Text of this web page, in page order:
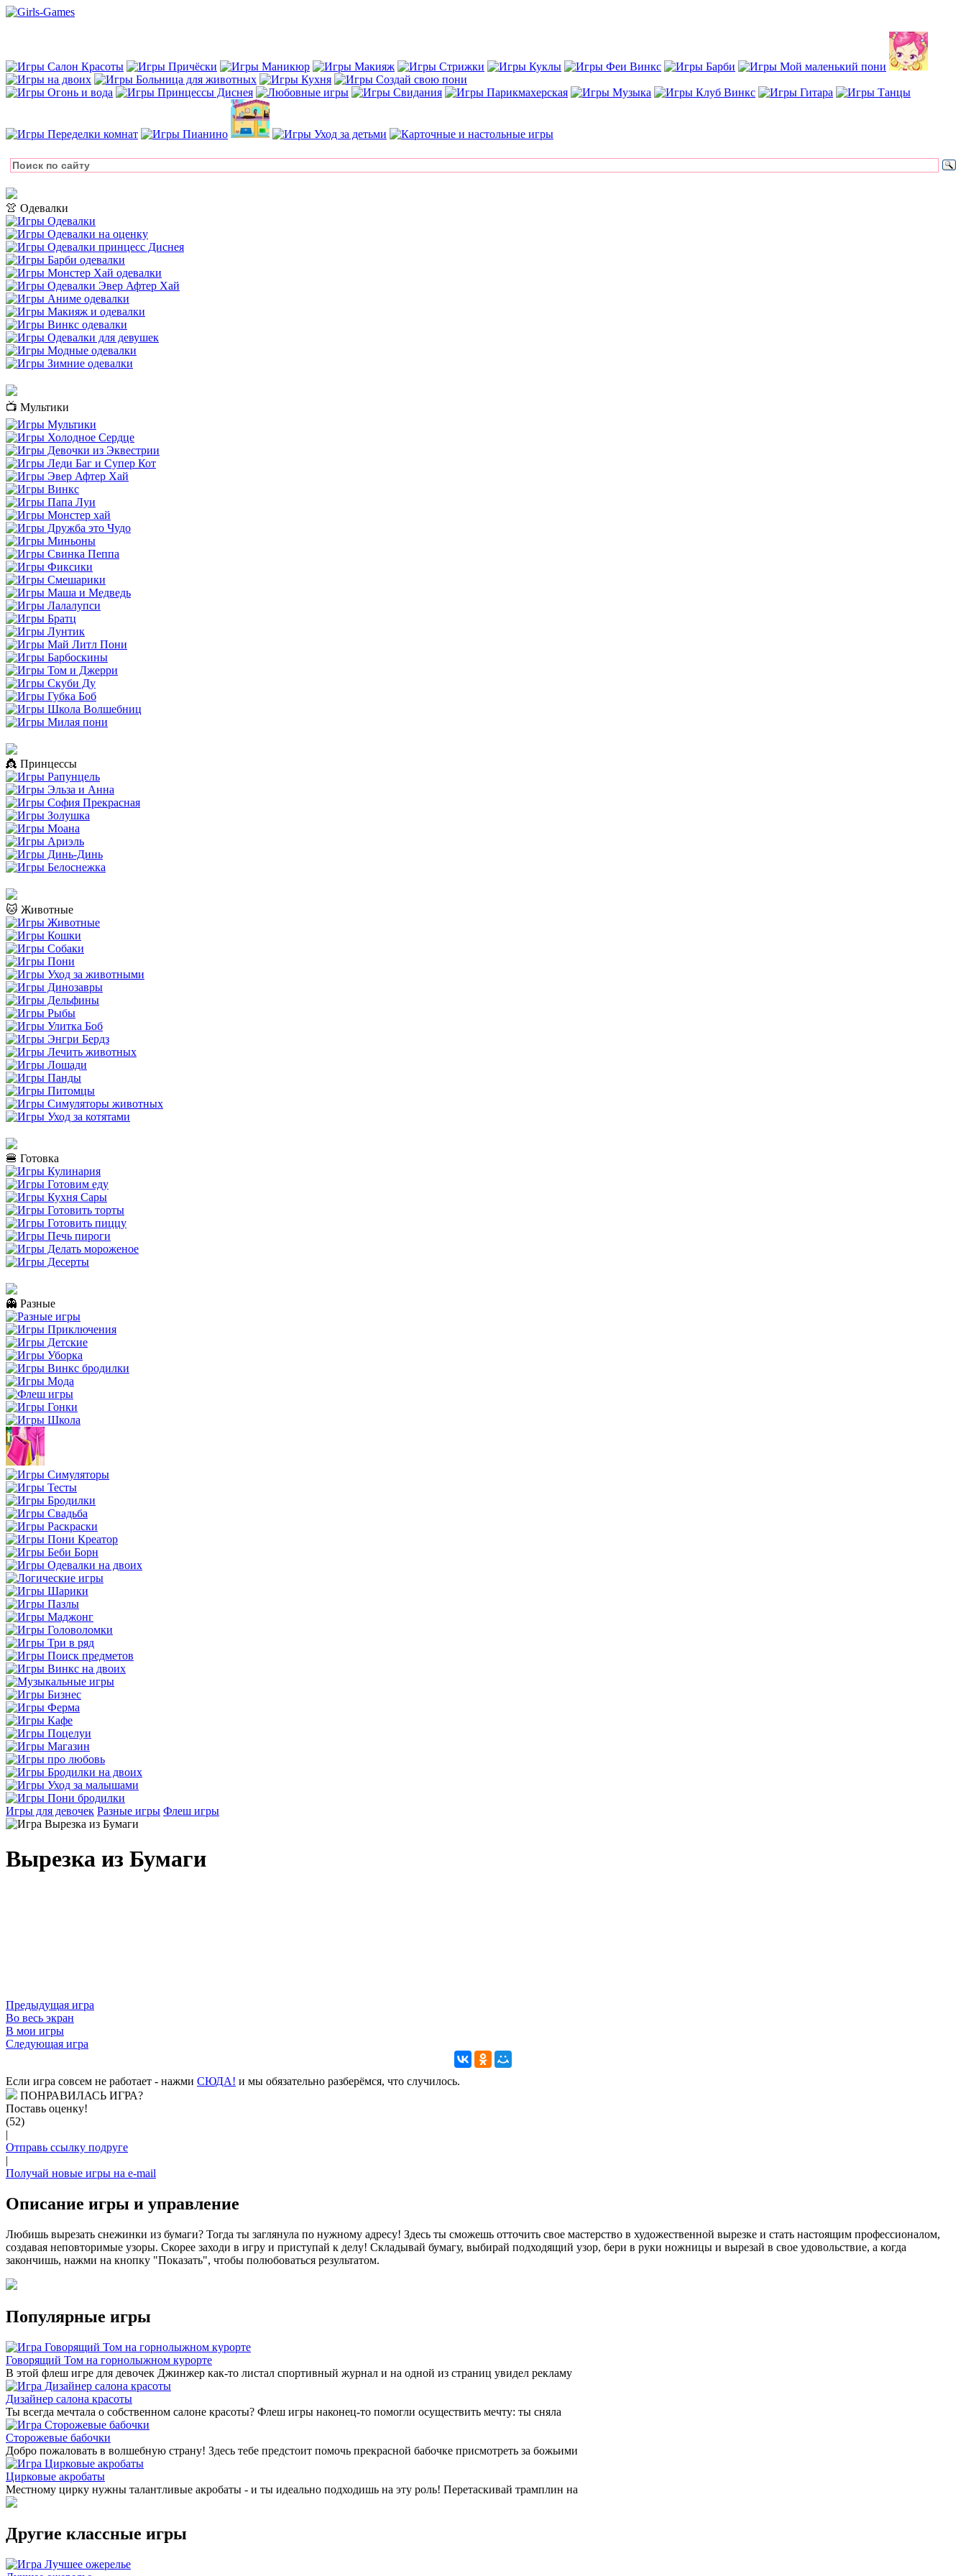
👚 Одевалки
📺 Мультики
👸 Принцессы
🐱 Животные
🍔 Готовка
👻 Разные
Игры для девочек Разные игры Флеш игры
Вырезка из Бумаги
Предыдущая игра
Во весь экран
В мои игры
Следующая игра
Если игра совсем не работает - нажми CЮДА! и мы обязательно разберёмся, что случилось.
ПОНРАВИЛАСЬ ИГРА?
Поставь оценку!
(52)
|
Отправь ссылку подруге
|
Получай новые игры на e-mail
Описание игры и управление
Любишь вырезать снежинки из бумаги? Тогда ты заглянула по нужному адресу! Здесь ты сможешь отточить свое мастерство в художественной вырезке и стать настоящим профессионалом,
создавая неповторимые узоры. Скорее заходи в игру и приступай к делу! Складывай бумагу, выбирай подходящий узор, бери в руки ножницы и вырезай в свое удовольствие, а когда
закончишь, нажми на кнопку "Показать", чтобы полюбоваться результатом.
Популярные игры
Говорящий Том на горнолыжном курорте
В этой флеш игре для девочек Джинжер как-то листал спортивный журнал и на одной из страниц увидел рекламу
Дизайнер салона красоты
Ты всегда мечтала о собственном салоне красоты? Флеш игры наконец-то помогли осуществить мечту: ты сняла
Сторожевые бабочки
Добро пожаловать в волшебную страну! Здесь тебе предстоит помочь прекрасной бабочке присмотреть за божьими
Цирковые акробаты
Местному цирку нужны талантливые акробаты - и ты идеально подходишь на эту роль! Перетаскивай трамплин на
Другие классные игры